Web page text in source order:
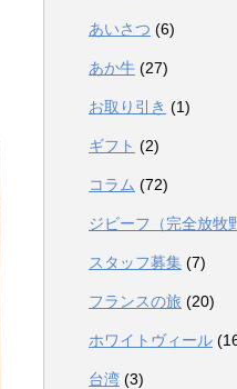
あいさつ (6)
あか牛 (27)
お取り引き (1)
ギフト (2)
コラム (72)
ジビーフ（完全放牧
スタッフ募集 (7)
フランスの旅 (20)
ホワイトヴィール
台湾 (3)